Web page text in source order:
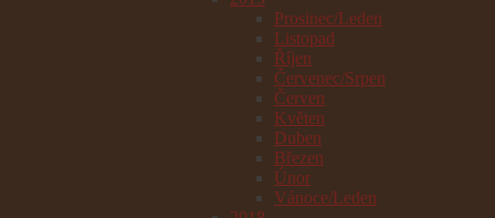
Prosinec/Leden
Listopad
Říjen
Červenec/Srpen
Červen
Květen
Duben
Březen
Únor
Vánoce/Leden